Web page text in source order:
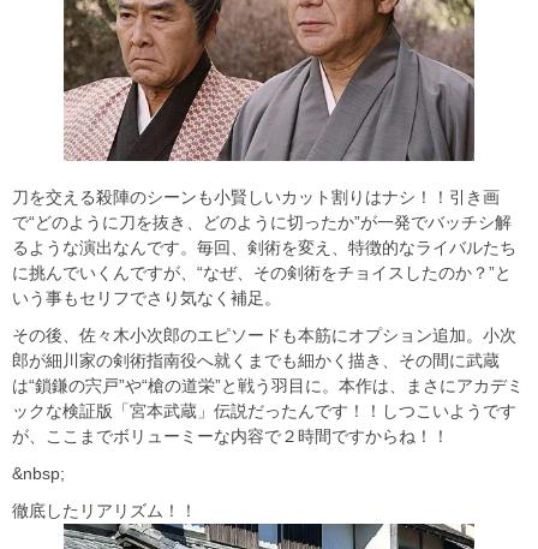
刀を交える殺陣のシーンも小賢しいカット割りはナシ！！引き画
で“どのように刀を抜き、どのように切ったか”が一発でバッチシ解
るような演出なんです。毎回、剣術を変え、特徴的なライバルたち
に挑んでいくんですが、“なぜ、その剣術をチョイスしたのか？”と
いう事もセリフでさり気なく補足。
その後、佐々木小次郎のエピソードも本筋にオプション追加。小次
郎が細川家の剣術指南役へ就くまでも細かく描き、その間に武蔵
は“鎖鎌の宍戸”や“槍の道栄”と戦う羽目に。本作は、まさにアカデミ
ックな検証版「宮本武蔵」伝説だったんです！！しつこいようです
が、ここまでボリューミーな内容で２時間ですからね！！
&nbsp;
徹底したリアリズム！！